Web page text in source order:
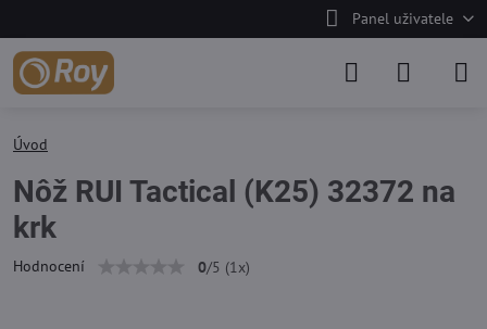
Panel uživatele
Úvod
Nôž RUI Tactical (K25) 32372 na
krk
Hodnocení 0/5 (1 x)